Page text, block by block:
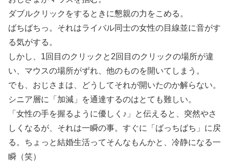
ダブルクリックをするときに懇親の力をこめる。
ばちばちっ。それはライバル同士の女性の目線並に音がす
る気がする。
しかし、1回目のクリックと2回目のクリックの場所が違
い、マウスの場所がずれ、他のものを開いてしまう。
でも、おじさまは、どうしてそれが開いたのか解らない。
シニア層に「加減」を通達するのはとても難しい。
「女性の手を握るように優しく♪」と伝えると、突然やさ
しくなるが、それは一瞬の事。すぐに「ばっちばち」に戻
る。ちょっと結婚生活ってそんなもんかと、冷静になる一
瞬（笑）